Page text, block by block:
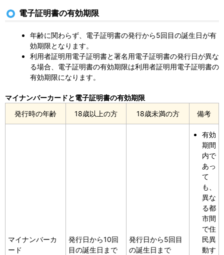
電子証明書の有効期限
年齢に関わらず、電子証明書の発行から5回目の誕生日が有
効期限となります。
利用者証明用電子証明書と署名用電子証明書の発行日が異な
る場合、電子証明書の有効期限は利用者証明用電子証明書の
有効期限になります。
マイナンバーカードと電子証明書の有効期限
発行時の年齢
18歳以上の方 18歳未満の方 備考
マイナンバーカ
ード
発行日から10回
目の誕生日まで
発行日から5回目
の誕生日まで
有効
期間
内で
あっ
て
も、
異な
る都
市間
で住
民異
動す